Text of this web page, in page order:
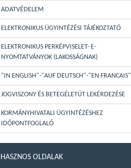
ADATVÉDELEM
ELEKTRONIKUS ÜGYINTÉZÉSI TÁJÉKOZTATÓ
ELEKTRONIKUS PERKÉPVISELET- E-
NYOMTATVÁNYOK (LAKOSSÁGNAK)
"IN ENGLISH"-"AUF DEUTSCH"-"EN FRANCAIS"
JOGVISZONY ÉS BETEGÉLETÚT LEKÉRDEZÉSE
KORMÁNYHIVATALI ÜGYINTÉZÉSHEZ
IDŐPONTFOGLALÓ
HASZNOS OLDALAK